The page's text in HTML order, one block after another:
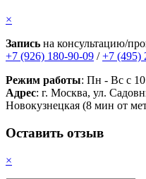
×
Запись на консультацию/
+7 (926) 180-90-09 /+7 (495)
Режим работы: Пн - Вс с
Адрес: г. Москва, ул.
Новокузнецкая (8 мин от
Оставить отзыв
×